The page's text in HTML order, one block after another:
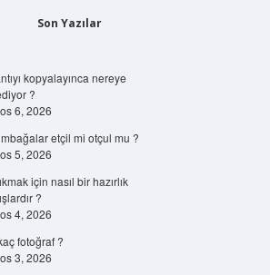
Son Yazılar
kopyalayınca nereye
?
6, 2026
etçil mi otçul mu ?
5, 2026
için nasıl bir hazırlık
?
4, 2026
fotoğraf ?
3, 2026